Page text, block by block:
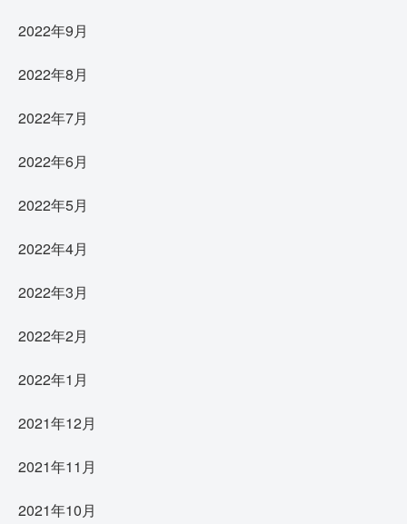
2022年9月
2022年8月
2022年7月
2022年6月
2022年5月
2022年4月
2022年3月
2022年2月
2022年1月
2021年12月
2021年11月
2021年10月